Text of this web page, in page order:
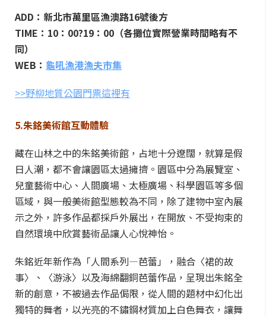
ADD：新北市萬里區漁澳路16號後方
TIME：10：00?19：00（各攤位實際營業時間略有不
同）
WEB： 龜吼漁港漁夫市集
>>野柳地質公園門票這裡有
5.朱銘美術館互動體驗
藏在山林之中的朱銘美術館，占地十分遼闊，就算是假
日人潮，都不會讓園區太過擁擠。園區中分為展覽室、
兒童藝術中心、人間廣場、太極廣場、科學園區等多個
區域，與一般美術館型態較為不同，除了建物中室內展
示之外，許多作品都採戶外展出，在開放、不受拘束的
自然環境中欣賞藝術品讓人心悅神怡。
朱銘近年新作為「人間系列—芭蕾」，融合〈裙的故
事〉、〈游泳〉以及海綿翻銅芭蕾作品，呈現出朱銘全
新的創意，不被過去作品侷限，從人間的題材中幻化出
獨特的舞者，以光亮的不鏽鋼材質加上白色舞衣，讓舞